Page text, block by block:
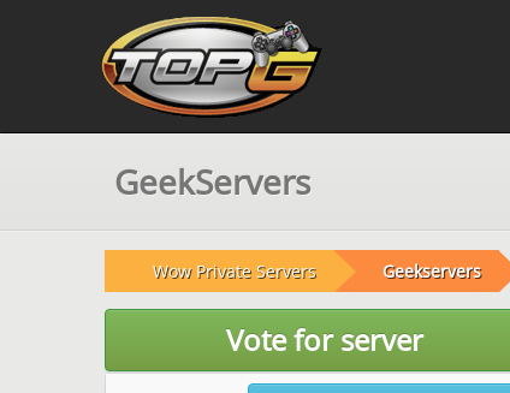
GeekServers
Wow Private Servers Geekservers
Vote for server